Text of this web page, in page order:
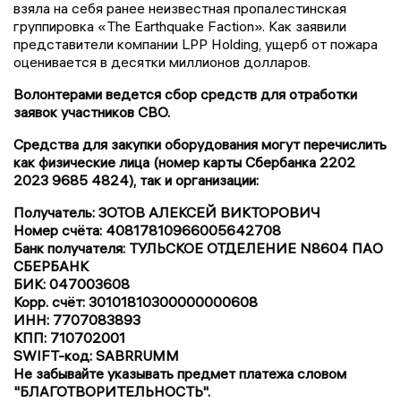
взяла на себя ранее неизвестная пропалестинская
группировка «The Earthquake Faction». Как заявили
представители компании LPP Holding, ущерб от пожара
оценивается в десятки миллионов долларов.
Волонтерами ведется сбор средств для отработки
заявок участников СВО.
Средства для закупки оборудования могут перечислить
как физические лица (номер карты Сбербанка 2202
2023 9685 4824), так и организации:
Получатель: ЗОТОВ АЛЕКСЕЙ ВИКТОРОВИЧ
Номер счёта: 40817810966005642708
Банк получателя: ТУЛЬСКОЕ ОТДЕЛЕНИЕ N8604 ПАО
СБЕРБАНК
БИК: 047003608
Корр. счёт: 30101810300000000608
ИНН: 7707083893
КПП: 710702001
SWIFT-код: SABRRUMM
Не забывайте указывать предмет платежа словом
"БЛАГОТВОРИТЕЛЬНОСТЬ".